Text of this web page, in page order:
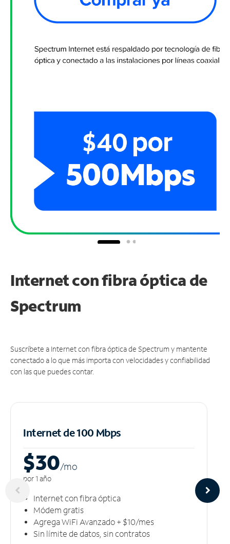
Internet con fibra óptica de
Spectrum
Suscríbete a Internet con fibra óptica de Spectrum y mantente
conectado a lo que más importa con velocidades y confiabilidad
con las que puedes contar.
Internet de 100 Mbps
$30/mo
por 1 año
Internet con fibra óptica
Módem gratis
Agrega WiFi Avanzado + $10/mes
Sin límite de datos, sin contratos